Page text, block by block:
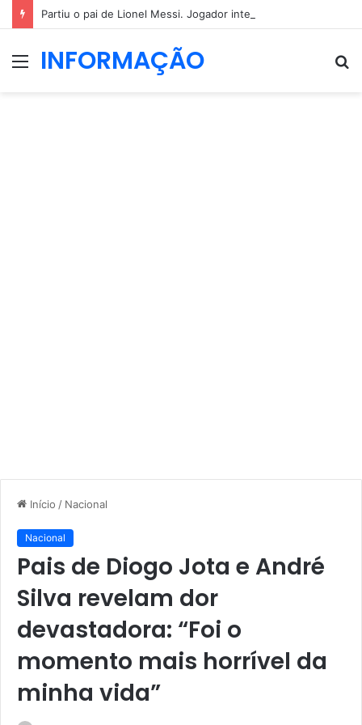
MenuINFORMAÇÃO
Início / Nacional
Nacional
Pais de Diogo Jota e André
Silva revelam dor
devastadora: “Foi o
momento mais horrível da
minha vida”